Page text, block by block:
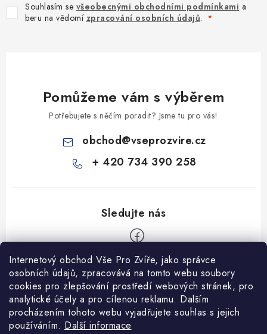
Internetový obchod Vše Pro Zvíře, jako správce
osobních údajů, zpracovává na tomto webu soubory
cookies pro zlepšování prostředí webových stránek, pro
analytické účely a pro cílenou reklamu. Dalším
procházením tohoto webu vyjadřujete souhlas s jejich
používáním. Další informace
Souhlasím se všeobecnými obchodními podmínkami a
beru na vědomí zpracování osobních údajů.
Pomůžeme vám s výběrem
Potřebujete s něčím poradit? Jsme tu pro vás!
obchod@vseprozvire.cz
+ 420 734 390 258
Informace pro Vás
Ceník dopravy